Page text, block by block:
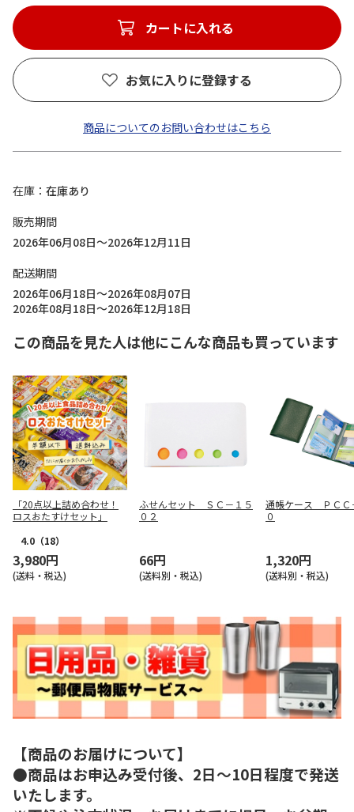
カートに入れる
お気に入りに登録する
商品についてのお問い合わせはこちら
在庫
在庫あり
販売期間
2026年06月08日～2026年12月11日
配送期間
2026年06月18日～2026年08月07日
2026年08月18日～2026年12月18日
この商品を見た人は他にこんな商品も買っています
「20点以上詰め合わせ！
ロスおたすけセット」
4.0 （18）
3,980円
(送料・税込)
ふせんセット ＳＣ－１５
０２
66円
(送料別・税込)
通帳ケース ＰＣＣ
０
1,320円
(送料別・税込)
【商品のお届けについて】
●商品はお申込み受付後、2日～10日程度で発送
いたします。